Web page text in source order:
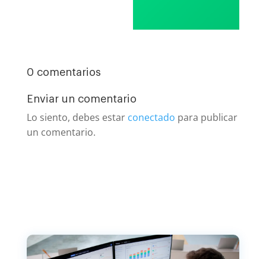
0 comentarios
Enviar un comentario
Lo siento, debes estar conectado para publicar
un comentario.